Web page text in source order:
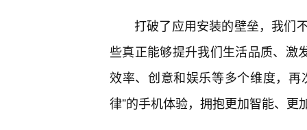
打破了应用安装的壁垒，我们
些真正能够提升我们生活品质、激
效率、创意和娱乐等多个维度，
律”的手机体验，拥抱更加智能、更